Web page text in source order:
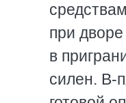
при
в
силен. В-